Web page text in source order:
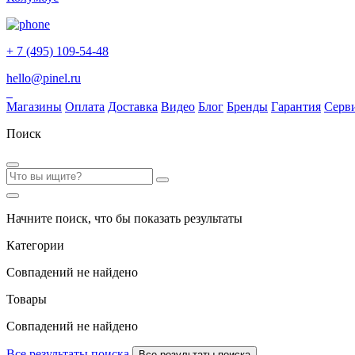
+ 7 (495) 109-54-48
hello@pinel.ru
Магазины Оплата Доставка Видео Блог Бренды Гарантия
Поиск
Начните поиск, что бы показать результаты
Категории
Совпадений не найдено
Товары
Совпадений не найдено